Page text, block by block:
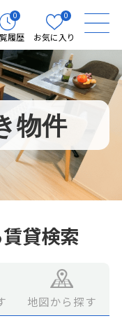
0
履歴
0
お気に入り
物件
貸検索
地図から探す